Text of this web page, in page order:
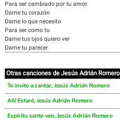
Para ser cambiado por tu amor
Dame tu corazón
Dame lo que necesito
Para ser como tu
Dame tus ojos quiero ver
Dame tu parecer
Otras canciones de Jesús Adrián Romero
Te invito a cantar, Jesús Adrián Romero
Allí Estaré, Jesús Adrián Romero
Espíritu santo ven, Jesús Adrián Romero